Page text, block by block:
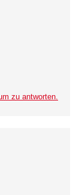
zu antworten.